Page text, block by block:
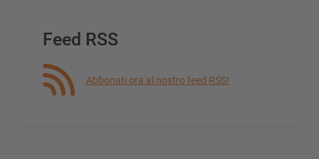
Feed RSS
Abbonati ora al nostro feed RSS!